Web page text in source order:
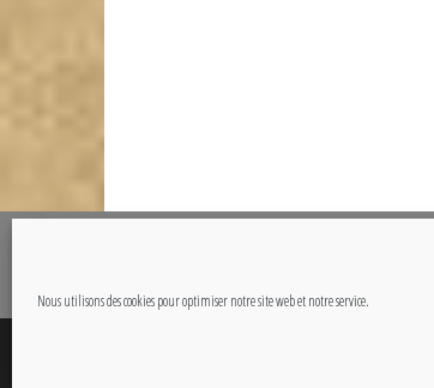
Nous utilisons des cookies pour optimiser notre site web et notre service.